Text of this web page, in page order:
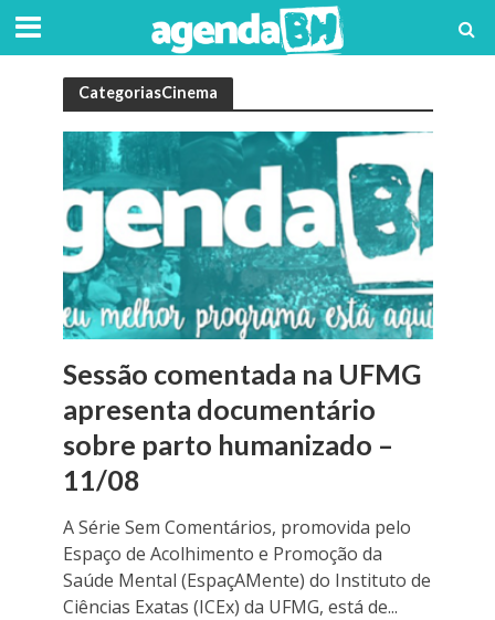
CategoriasCinema
Sessão comentada na UFMG
apresenta documentário
sobre parto humanizado –
11/08
A Série Sem Comentários, promovida pelo
Espaço de Acolhimento e Promoção da
Saúde Mental (EspaçAMente) do Instituto de
Ciências Exatas (ICEx) da UFMG, está de...